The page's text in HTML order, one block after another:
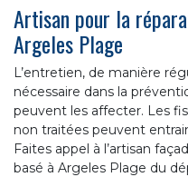
Artisan pour la
Argeles Plage
L’entretien, de manière
nécessaire dans la
peuvent les affecter. Les
non traitées peuvent
Faites appel à l’artisan
basé à Argeles Plage du